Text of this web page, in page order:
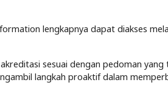
lengkapnya dapat diakses
sesuai dengan pedoman yang
langkah proaktif dalam